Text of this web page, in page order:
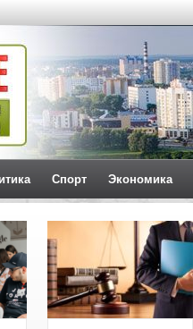
Спорт Экономика